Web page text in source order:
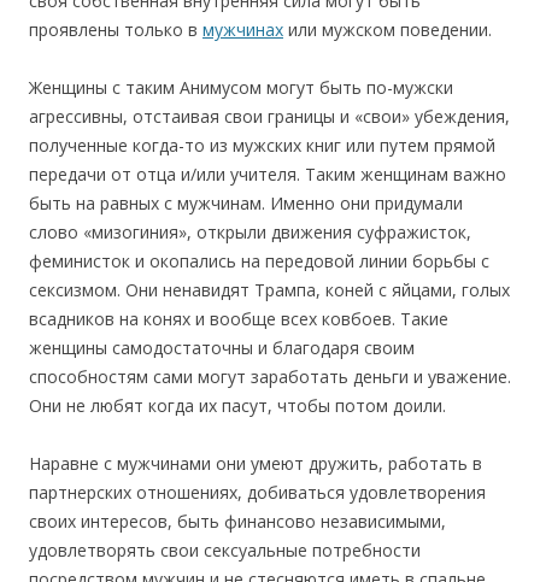
проявлены только в мужчинах или мужском поведении.
Женщины с таким Анимусом могут быть по-мужски
агрессивны, отстаивая свои границы и «свои» убеждения,
полученные когда-то из мужских книг или путем прямой
передачи от отца и/или учителя. Таким женщинам важно
быть на равных с мужчинам. Именно они придумали
слово «мизогиния», открыли движения суфражисток,
феминисток и окопались на передовой линии борьбы с
сексизмом. Они ненавидят Трампа, коней с яйцами, голых
всадников на конях и вообще всех ковбоев. Такие
женщины самодостаточны и благодаря своим
способностям сами могут заработать деньги и уважение.
Они не любят когда их пасут, чтобы потом доили.
Наравне с мужчинами они умеют дружить, работать в
партнерских отношениях, добиваться удовлетворения
своих интересов, быть финансово независимыми,
удовлетворять свои сексуальные потребности